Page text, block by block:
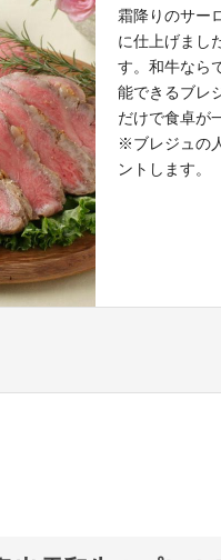
霜降りのサー
に仕上げまし
す。和牛なら
能できるブレ
だけで食卓が
※ブレジュの
ントします。